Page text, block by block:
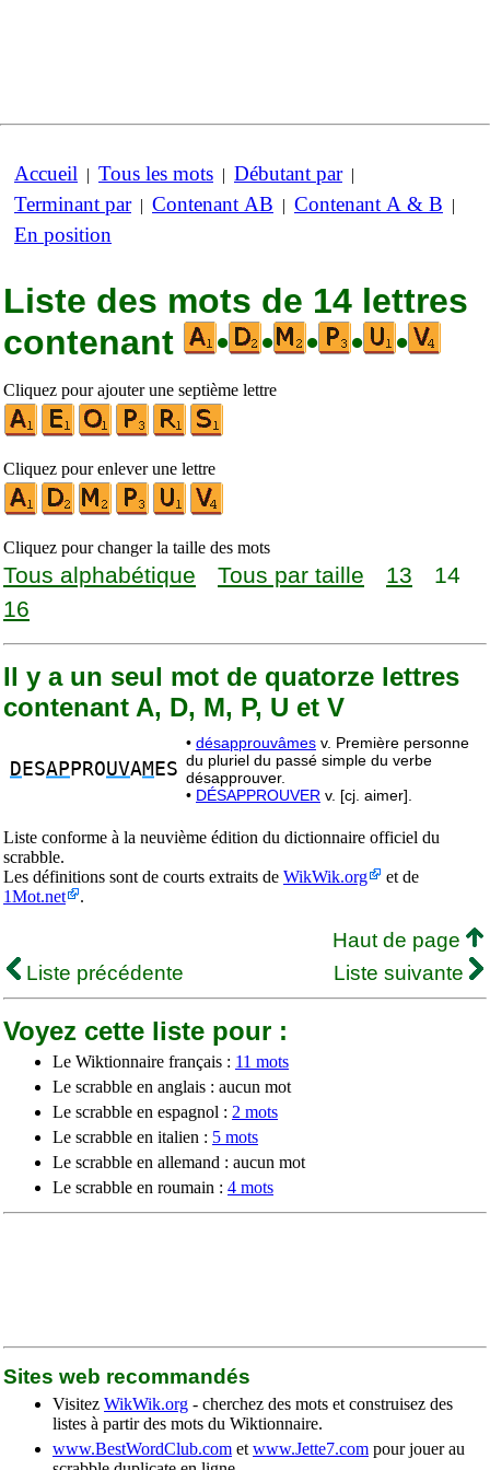
Accueil | Tous les mots | Débutant par|
Terminant par| Contenant AB | Contenant A & B |
En position
Liste des mots de 14 lettres
contenant
• • • • •
Cliquez pour ajouter une septième lettre
Cliquez pour enlever une lettre
Cliquez pour changer la taille des mots
Tous alphabétique Tous par taille 13
14
16
Il y a un seul mot de quatorze lettres
contenant A, D, M, P, U et V
D ESAP PROUVAM ES
• désapprouvâmes v. Première personne
du pluriel du passé simple du verbe
désapprouver.
• DÉSAPPROUVER v. [cj. aimer].
Liste conforme à la neuvième édition du dictionnaire officiel du
scrabble.
Les définitions sont de courts extraits de WikWik.org
et de
1Mot.net
.
Haut de page
Liste précédente
Liste suivante
Voyez cette liste pour :
Le Wiktionnaire français : 11 mots
Le scrabble en anglais : aucun mot
Le scrabble en espagnol : 2 mots
Le scrabble en italien : 5 mots
Le scrabble en allemand : aucun mot
Le scrabble en roumain : 4 mots
Sites web recommandés
Visitez WikWik.org - cherchez des mots et construisez des
listes à partir des mots du Wiktionnaire.
www.BestWordClub.com et www.Jette7.com pour jouer au